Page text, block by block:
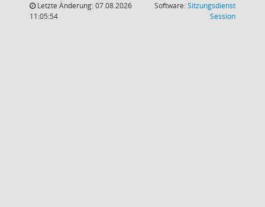
Letzte Änderung: 07.08.2026
11:05:54
Software:Sitzungsdienst
Session(Wird in